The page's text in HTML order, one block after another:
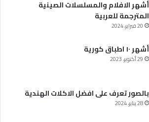
أشهر الافلام والمسلسلات الصينية
المترجمة للعربية
20 فبراير، 2024
أشهر ١٠ اطباق كورية
29 أكتوبر، 2023
بالصور تعرف على افضل الاكلات الهندية
28 يناير، 2024